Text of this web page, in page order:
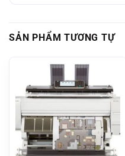
SẢN PHẨM TƯƠNG TỰ